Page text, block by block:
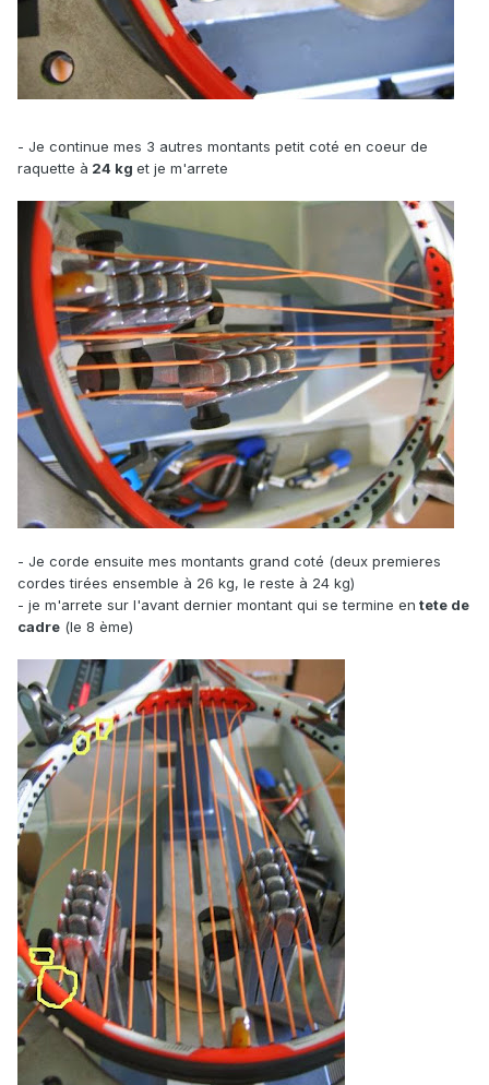
- Je continue mes 3 autres montants petit coté en coeur de
raquette à 24 kg et je m'arrete
- Je corde ensuite mes montants grand coté (deux premieres
cordes tirées ensemble à 26 kg, le reste à 24 kg)
- je m'arrete sur l'avant dernier montant qui se termine en tete de
cadre (le 8 ème)